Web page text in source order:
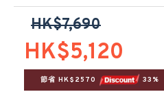
HK$5,120
HK$7,690
節省 HK$2570 33%